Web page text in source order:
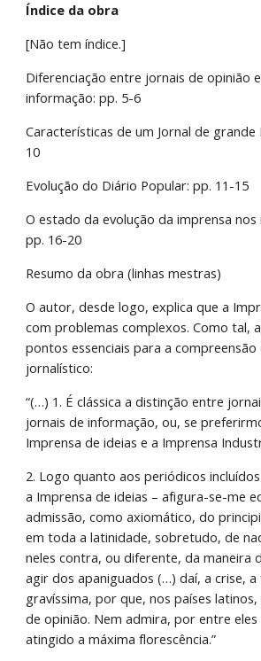
Índice da obra
[Não tem índice.]
Diferenciação entre jornais de opinião
informação: pp. 5-6
Características de um Jornal de
10
Evolução do Diário Popular: pp. 11-15
O estado da evolução da imprensa nos
pp. 16-20
Resumo da obra (linhas mestras)
O autor, desde logo, explica que a
com problemas complexos. Como tal,
pontos essenciais para a
jornalístico:
“(…) 1. É clássica a distinção entre
jornais de informação, ou, se
Imprensa de ideias e a Imprensa
2. Logo quanto aos periódicos
a Imprensa de ideias – afigura-se-me
admissão, como axiomático, do
em toda a latinidade, sobretudo, de
neles contra, ou diferente, da maneira
agir dos apaniguados (…) daí, a crise,
gravíssima, por que, nos países
de opinião. Nem admira, por entre
atingido a máxima florescência.”